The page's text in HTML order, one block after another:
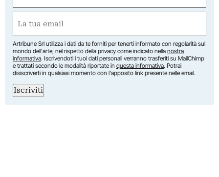
Nome
(Obbligatorio)
Artribune Srl utilizza i dati da te forniti per tenerti informato con regolarità sul
mondo dell'arte, nel rispetto della privacy come indicato nella nostra
informativa. Iscrivendoti i tuoi dati personali verranno trasferiti su MailChimp
e trattati secondo le modalità riportate in questa informativa. Potrai
disiscriverti in qualsiasi momento con l'apposito link presente nelle email.
Iscriviti